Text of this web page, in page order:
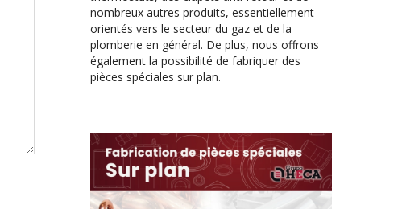
nombreux autres produits, essentiellement
orientés vers le secteur du gaz et de la
plomberie en général. De plus, nous offrons
également la possibilité de fabriquer des
pièces spéciales sur plan.